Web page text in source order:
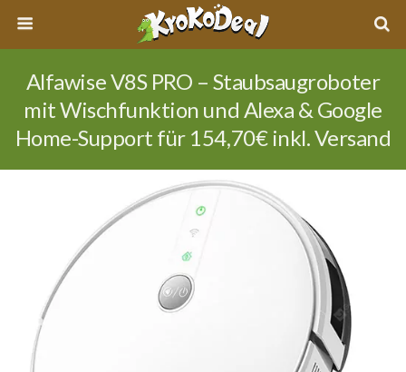
Alfawise V8S PRO – Staubsaugroboter
mit Wischfunktion und Alexa & Google
Home-Support für 154,70€ inkl. Versand